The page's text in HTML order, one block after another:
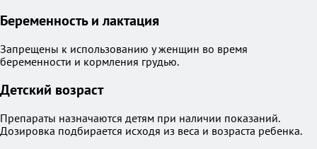
Беременность и лактация
Запрещены к использованию у женщин во время
беременности и кормления грудью.
Детский возраст
Препараты назначаются детям при наличии показаний.
Дозировка подбирается исходя из веса и возраста ребенка.